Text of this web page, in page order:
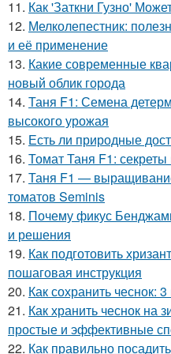
11. Как 'Заткни Гузно'
12. Мелколепестник:
и её применение
13. Какие современные
новый облик города
14. Таня F1: Семена
высокого урожая
15. Есть ли природные
16. Томат Таня F1:
17. Таня F1 —
томатов Seminis
18. Почему фикус
и решения
19. Как подготовить
пошаговая инструкция
20. Как сохранить чеснок:
21. Как хранить чеснок на
простые и эффективные
22. Как правильно